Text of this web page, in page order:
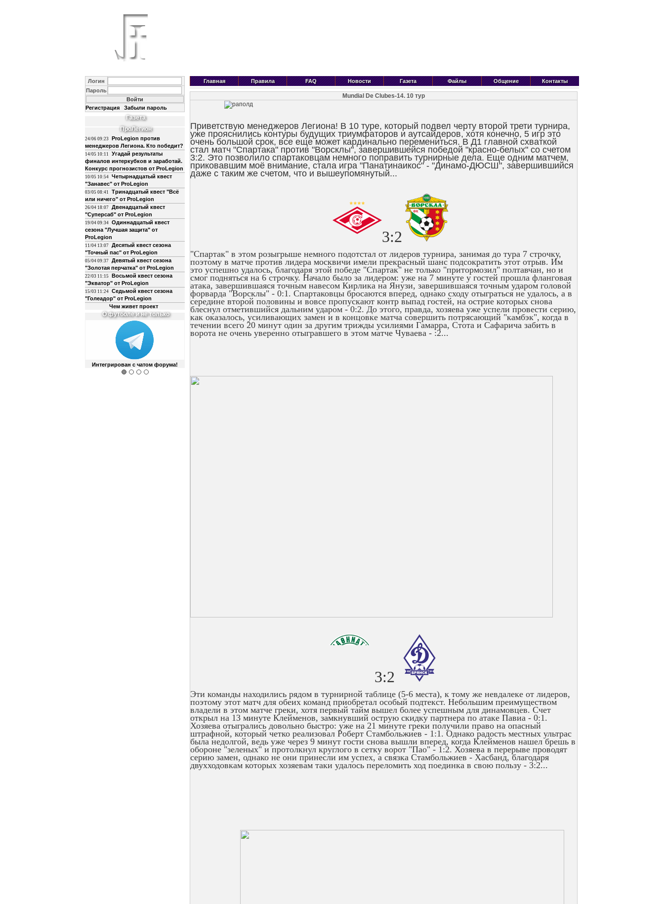
Логин
Пароль
Регистрация Забыли пароль
Газета
ПроЛегион
24/06 09:23
ProLegion против
менеджеров Легиона. Кто победит?
14/05 10:11
Угадай результаты
финалов интеркубков и заработай.
Конкурс прогнозистов от ProLegion
10/05 10:54 Четырнадцатый квест
"Занавес" от ProLegion
03/05 08:41
Тринадцатый квест "Всё
или ничего" от ProLegion
26/04 18:07 Двенадцатый квест
"Суперсаб" от ProLegion
19/04 09:34 Одиннадцатый квест
сезона "Лучшая защита" от
ProLegion
11/04 13:07 Десятый квест сезона
"Точный пас" от ProLegion
05/04 09:37 Девятый квест сезона
"Золотая перчатка" от ProLegion
22/03 11:15
Восьмой квест сезона
"Экватор" от ProLegion
15/03 11:24 Седьмой квест сезона
"Голеадор" от ProLegion
Чем живет проект
О футболе и не только
Интегрирован с чатом форума!
Главная Правила FAQ Новости Газета Файлы Общение Контакты
Mundial De Clubes-14. 10 тур
Приветствую менеджеров Легиона! В 10 туре, который подвел черту второй трети турнира,
уже прояснились контуры будущих триумфаторов и аутсайдеров, хотя конечно, 5 игр это
очень большой срок, все еще может кардинально перемениться. В Д1 главной схваткой
стал матч "Спартака" против "Ворсклы", завершившейся победой "красно-белых" со счетом
3:2. Это позволило спартаковцам немного поправить турнирные дела. Еще одним матчем,
приковавшим моё внимание, стала игра "Панатинаикос" - "Динамо-ДЮСШ", завершившийся
даже с таким же счетом, что и вышеупомянутый...
3:2
"Спартак" в этом розыгрыше немного подотстал от лидеров турнира, занимая до тура 7 строчку,
поэтому в матче против лидера москвичи имели прекрасный шанс подсократить этот отрыв. Им
это успешно удалось, благодаря этой победе "Спартак" не только "притормозил" полтавчан, но и
смог подняться на 6 строчку. Начало было за лидером: уже на 7 минуте у гостей прошла фланговая
атака, завершившаяся точным навесом Кирлика на Янузи, завершившаяся точным ударом головой
форварда "Ворсклы" - 0:1. Спартаковцы бросаются вперед, однако сходу отыграться не удалось, а в
середине второй половины и вовсе пропускают контр выпад гостей, на острие которых снова
блеснул отметившийся дальним ударом - 0:2. До этого, правда, хозяева уже успели провести серию,
как оказалось, усиливающих замен и в концовке матча совершить потрясающий "камбэк", когда в
течении всего 20 минут один за другим трижды усилиями Гамарра, Стота и Сафарича забить в
ворота не очень уверенно отыгравшего в этом матче Чуваева - :2...
3:2
Эти команды находились рядом в турнирной таблице (5-6 места), к тому же невдалеке от лидеров,
поэтому этот матч для обеих команд приобретал особый подтекст. Небольшим преимуществом
владели в этом матче греки, хотя первый тайм вышел более успешным для динамовцев. Счет
открыл на 13 минуте Клейменов, замкнувший острую скидку партнера по атаке Павиа - 0:1.
Хозяева отыгрались довольно быстро: уже на 21 минуте греки получили право на опасный
штрафной, который четко реализовал Роберт Стамбольжиев - 1:1. Однако радость местных ультрас
была недолгой, ведь уже через 9 минут гости снова вышли вперед, когда Клейменов нашел брешь в
обороне "зеленых" и протолкнул круглого в сетку ворот "Пао" - 1:2. Хозяева в перерыве проводят
серию замен, однако не они принесли им успех, а связка Стамбольжиев - Хасбанд, благодаря
двухходовкам которых хозяевам таки удалось переломить ход поединка в свою пользу - 3:2...